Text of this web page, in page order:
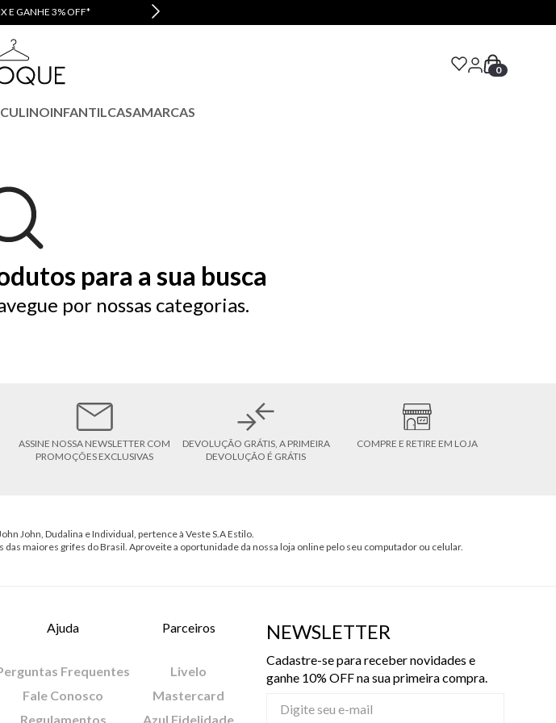
E GANHE 3% OFF*
0
INFANTILCASAMARCAS
para a sua busca
por nossas categorias.
ASSINE NOSSA NEWSLETTER COM
PROMOÇÕES EXCLUSIVAS
DEVOLUÇÃO GRÁTIS, A PRIMEIRA
DEVOLUÇÃO É GRÁTIS
COMPRE E RETIRE EM LOJA
John, Dudalina e Individual, pertence à Veste S.A Estilo.
maiores grifes do Brasil. Aproveite a oportunidade da nossa loja online pelo seu computador ou celular.
Ajuda
Frequentes
Fale Conosco
Regulamentos
Parceiros
Livelo
Mastercard
Azul Fidelidade
NEWSLETTER
Cadastre-se para receber novidades e
ganhe 10% OFF na sua primeira compra.